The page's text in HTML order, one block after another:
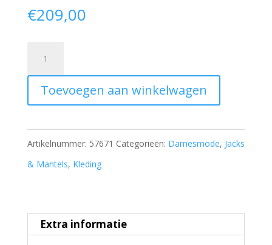
€209,00
Jacket
aantal
Toevoegen aan winkelwagen
Artikelnummer: 57671 Categorieën: Damesmode, Jacks
& Mantels, Kleding
Extra informatie